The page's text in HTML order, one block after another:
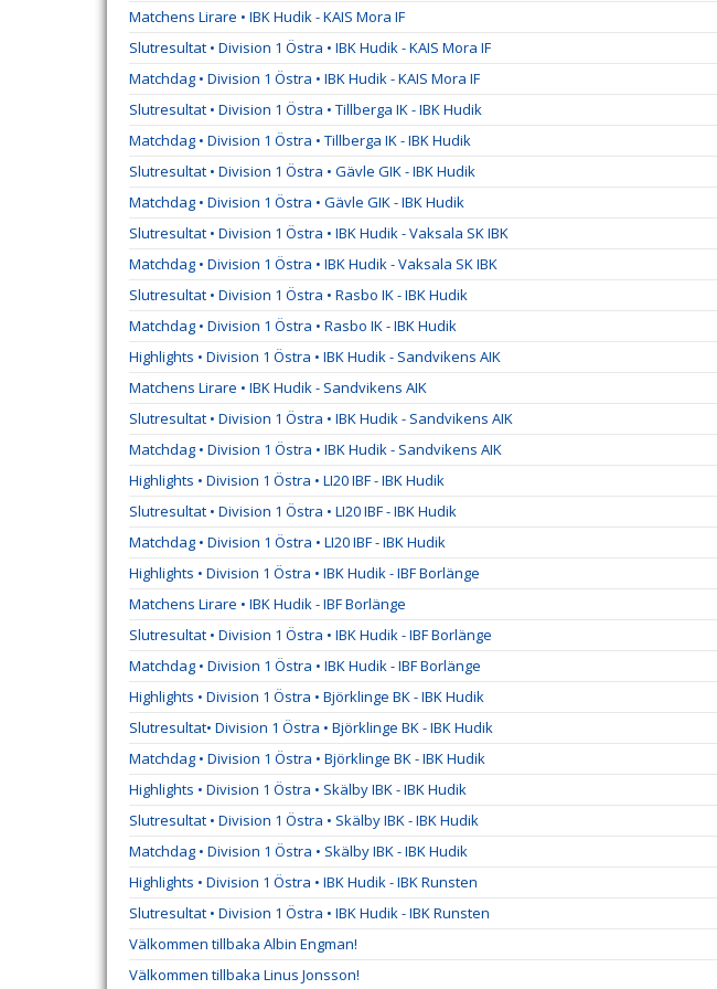
Matchens Lirare • IBK Hudik - KAIS Mora IF
Slutresultat • Division 1 Östra • IBK Hudik - KAIS Mora IF
Matchdag • Division 1 Östra • IBK Hudik - KAIS Mora IF
Slutresultat • Division 1 Östra • Tillberga IK - IBK Hudik
Matchdag • Division 1 Östra • Tillberga IK - IBK Hudik
Slutresultat • Division 1 Östra • Gävle GIK - IBK Hudik
Matchdag • Division 1 Östra • Gävle GIK - IBK Hudik
Slutresultat • Division 1 Östra • IBK Hudik - Vaksala SK IBK
Matchdag • Division 1 Östra • IBK Hudik - Vaksala SK IBK
Slutresultat • Division 1 Östra • Rasbo IK - IBK Hudik
Matchdag • Division 1 Östra • Rasbo IK - IBK Hudik
Highlights • Division 1 Östra • IBK Hudik - Sandvikens AIK
Matchens Lirare • IBK Hudik - Sandvikens AIK
Slutresultat • Division 1 Östra • IBK Hudik - Sandvikens AIK
Matchdag • Division 1 Östra • IBK Hudik - Sandvikens AIK
Highlights • Division 1 Östra • LI20 IBF - IBK Hudik
Slutresultat • Division 1 Östra • LI20 IBF - IBK Hudik
Matchdag • Division 1 Östra • LI20 IBF - IBK Hudik
Highlights • Division 1 Östra • IBK Hudik - IBF Borlänge
Matchens Lirare • IBK Hudik - IBF Borlänge
Slutresultat • Division 1 Östra • IBK Hudik - IBF Borlänge
Matchdag • Division 1 Östra • IBK Hudik - IBF Borlänge
Highlights • Division 1 Östra • Björklinge BK - IBK Hudik
Slutresultat• Division 1 Östra • Björklinge BK - IBK Hudik
Matchdag • Division 1 Östra • Björklinge BK - IBK Hudik
Highlights • Division 1 Östra • Skälby IBK - IBK Hudik
Slutresultat • Division 1 Östra • Skälby IBK - IBK Hudik
Matchdag • Division 1 Östra • Skälby IBK - IBK Hudik
Highlights • Division 1 Östra • IBK Hudik - IBK Runsten
Slutresultat • Division 1 Östra • IBK Hudik - IBK Runsten
Välkommen tillbaka Albin Engman!
Välkommen tillbaka Linus Jonsson!